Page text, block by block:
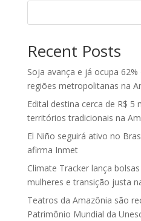
Recent Posts
Soja avança e já ocupa
regiões metropolitanas na
Edital destina cerca de R$
territórios tradicionais na
El Niño seguirá ativo no
afirma Inmet
Climate Tracker lança
mulheres e transição justa
Teatros da Amazônia são
Patrimônio Mundial da